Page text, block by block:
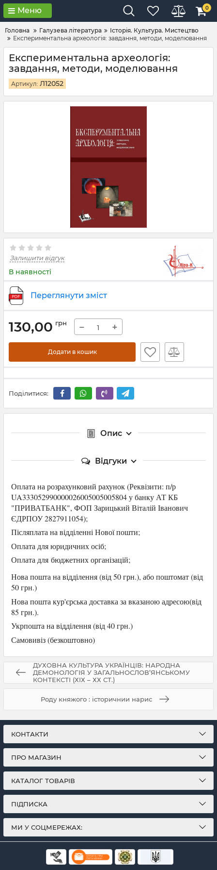
Меню 0
Головна Галузева література
Історія. Культура. Мистецтво
Експериментальна археологія: завдання, методи, моделювання
Експериментальна археологія:
завдання, методи, моделювання
Артикул: Л12052
Залишити відгук
В наявності
Переглянути зміст
130,00 грн − +
Додати в кошик
Поділитися:
Опис
Відгуки
Оплата на розрахунковий рахунок (Реквізити: п/р
UA333052990000026005005005804 у банку АТ КБ
"ПРИВАТБАНК", ФОП Зарицький Віталій Іванович
ЄДРПОУ 2827911054);
Післяплата на відділенні Нової пошти;
Оплата для юридичних осіб;
Оплата для бюджетних організацій;
Нова пошта на відділення (від 50 грн.), абопоштомат (від
50 грн.)
Нова пошта кур'єрська доставка за вказаною адресою(від
85 грн.).
Укрпошта на відділення (від 40 грн.)
Самовивіз (безкоштовно)
ДУХОВНА КУЛЬТУРА УКРАЇНЦІВ: НАРОДНА
ДЕМОНОЛОГІЯ У ЗАГАЛЬНОСЛОВ’ЯНСЬКОМУ
КОНТЕКСТІ (ХІХ – ХХ СТ.)
Роду княжого : історичнии нарис
КОНТАКТИ
ПРО МАГАЗИН
КАТАЛОГ ТОВАРІВ
ПІДПИСКА
МИ У СОЦМЕРЕЖАХ: